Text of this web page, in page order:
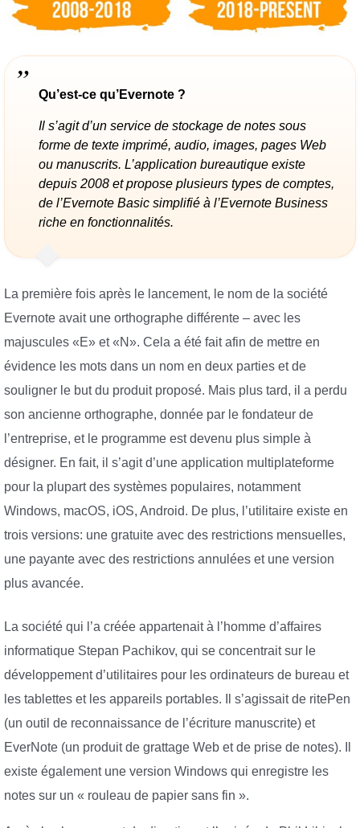
Qu’est-ce qu’Evernote ?
Il s’agit d’un service de stockage de notes sous
forme de texte imprimé, audio, images, pages Web
ou manuscrits. L’application bureautique existe
depuis 2008 et propose plusieurs types de comptes,
de l’Evernote Basic simplifié à l’Evernote Business
riche en fonctionnalités.
La première fois après le lancement, le nom de la société
Evernote avait une orthographe différente – avec les
majuscules «E» et «N». Cela a été fait afin de mettre en
évidence les mots dans un nom en deux parties et de
souligner le but du produit proposé. Mais plus tard, il a perdu
son ancienne orthographe, donnée par le fondateur de
l’entreprise, et le programme est devenu plus simple à
désigner. En fait, il s’agit d’une application multiplateforme
pour la plupart des systèmes populaires, notamment
Windows, macOS, iOS, Android. De plus, l’utilitaire existe en
trois versions: une gratuite avec des restrictions mensuelles,
une payante avec des restrictions annulées et une version
plus avancée.
La société qui l’a créée appartenait à l’homme d’affaires
informatique Stepan Pachikov, qui se concentrait sur le
développement d’utilitaires pour les ordinateurs de bureau et
les tablettes et les appareils portables. Il s’agissait de ritePen
(un outil de reconnaissance de l’écriture manuscrite) et
EverNote (un produit de grattage Web et de prise de notes). Il
existe également une version Windows qui enregistre les
notes sur un « rouleau de papier sans fin ».